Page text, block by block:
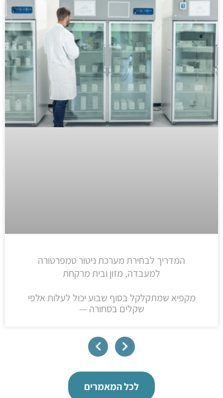
המדריך לבחירת מערכת ניטור טמפרטורה
למעבדה, מזון ובית מרקחת
מקפיא שמתקלקל בסוף שבוע יכול לעלות אלפי
שקלים בסחורה —
לכל המאמרים